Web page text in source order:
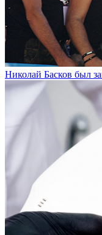
Николай Басков был